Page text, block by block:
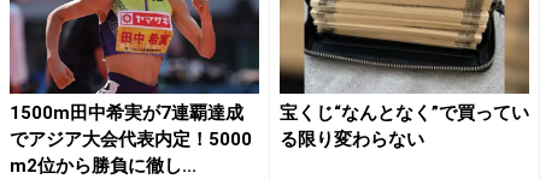
1500m田中希実が7連覇達成
でアジア大会代表内定！5000
m2位から勝負に徹し...
宝くじ“なんとなく”で買ってい
る限り変わらない